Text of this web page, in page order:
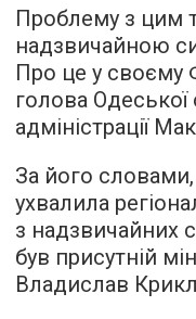
Проблему з цим
надзвичайною
Про це у своєму
голова Одеської
адміністрації
За його
ухвалила
з надзвичайних
був присутній
Владислав